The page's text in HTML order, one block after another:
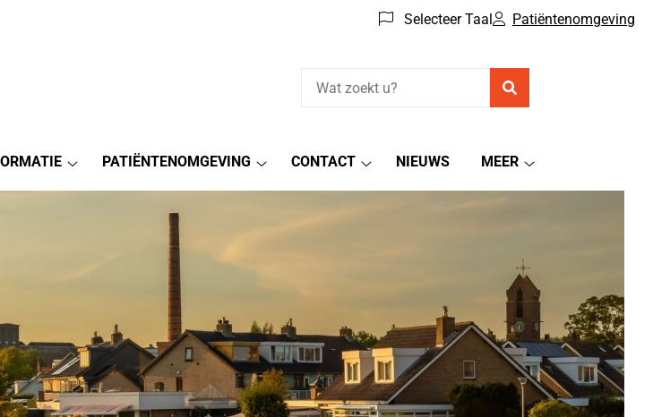
Selecteer Taal Patiëntenomgeving
PATIËNTENOMGEVING
CONTACT
NIEUWS
MEER